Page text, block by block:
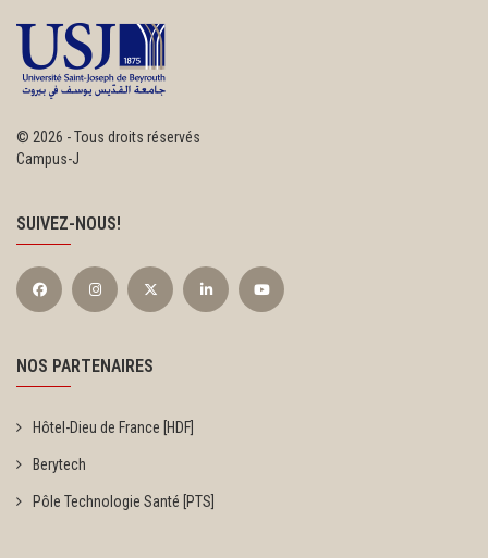
© 2026 - Tous droits réservés
Campus-J
SUIVEZ-NOUS!
NOS PARTENAIRES
Hôtel-Dieu de France [HDF]
Berytech
Pôle Technologie Santé [PTS]